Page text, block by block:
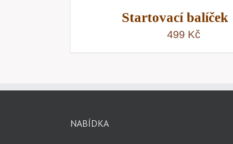
Startovací balíček
499 Kč
NABÍDKA